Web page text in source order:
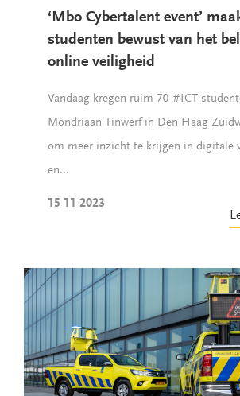
‘Mbo Cybertalent event’
studenten bewust van het
online veiligheid
Vandaag kregen ruim 70 #ICT-
Mondriaan Tinwerf in Den Haag
om meer inzicht te krijgen in digitale
en...
15 11 2023